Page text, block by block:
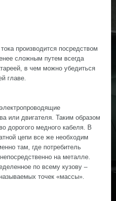
производится посредством
сложным путем всегда
в чем можно убедиться
главе.
или двигателя. Таким образом
дорогого медного кабеля. В
цепи все же необходим
там, где потребитель
на металле.
по всему кузову –
точек «массы».